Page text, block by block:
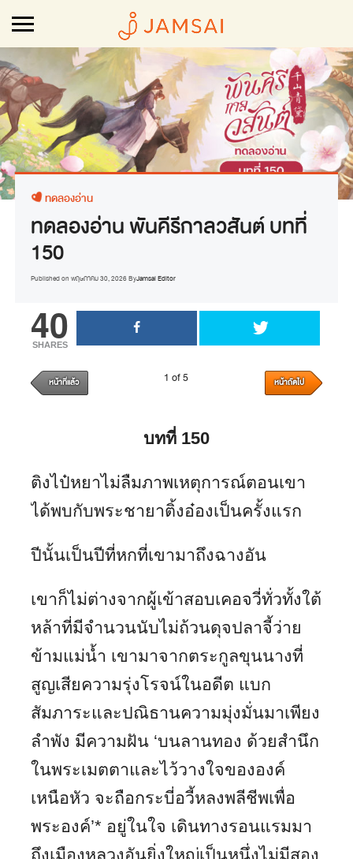
ทดลองอ่าน
ทดลองอ่าน พันคีรีกาลวสันต์ บทที่
150
Published on พฤษภาคม 30, 2026ByJamsai Editor
40
SHARES
หน้าที่แล้ว 1 of 5 หน้าถัดไป
บทที่ 150
ติงไป๋หยาไม่ลืมภาพเหตุการณ์ตอนเขา
ได้พบกับพระชายาติ้งอ๋องเป็นครั้งแรก
ปีนั้นเป็นปีที่หกที่เขามาถึงฉางอัน
เขาก็ไม่ต่างจากผู้เข้าสอบเคอจวี่ทั่วทั้งใต้
หล้าที่มีจำนวนนับไม่ถ้วนดุจปลาจี้ว่าย
ข้ามแม่น้ำ เขามาจากตระกูลขุนนางที่
สูญเสียความรุ่งโรจน์ในอดีต แบก
สัมภาระและปณิธานความมุ่งมั่นมาเพียง
ลำพัง มีความฝัน ‘บนลานทอง ด้วยสำนึก
ในพระเมตตาและไว้วางใจขององค์
เหนือหัว จะถือกระบี่อวี้หลงพลีชีพเพื่อ
พระองค์’* อยู่ในใจ เดินทางรอนแรมมา
ถึงเมืองหลวงอันยิ่งใหญ่เป็นหนึ่งไม่มีสอง